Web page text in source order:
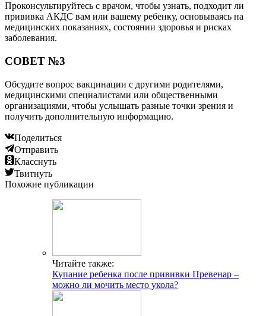
Проконсультируйтесь с врачом, чтобы узнать, подходит ли
прививка АКДС вам или вашему ребенку, основываясь на
медицинских показаниях, состоянии здоровья и рисках
заболевания.
СОВЕТ №3
Обсудите вопрос вакцинации с другими родителями,
медицинскими специалистами или общественными
организациями, чтобы услышать разные точки зрения и
получить дополнительную информацию.
Поделиться
Отправить
Класснуть
Твитнуть
Похожие публикации
Читайте также:
Купание ребенка после прививки Превенар –
можно ли мочить место укола?